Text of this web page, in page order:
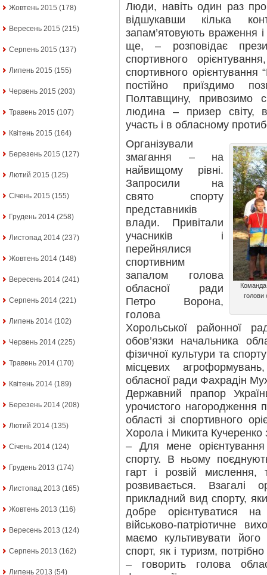
Жовтень 2015 (178)
Вересень 2015 (215)
Серпень 2015 (137)
Липень 2015 (155)
Червень 2015 (203)
Травень 2015 (107)
Квітень 2015 (164)
Березень 2015 (127)
Лютий 2015 (125)
Січень 2015 (155)
Грудень 2014 (258)
Листопад 2014 (237)
Жовтень 2014 (148)
Вересень 2014 (241)
Серпень 2014 (221)
Липень 2014 (102)
Червень 2014 (225)
Травень 2014 (170)
Квітень 2014 (189)
Березень 2014 (208)
Лютий 2014 (135)
Січень 2014 (124)
Грудень 2013 (174)
Листопад 2013 (165)
Жовтень 2013 (116)
Вересень 2013 (124)
Серпень 2013 (162)
Липень 2013 (54)
Люди, навіть один раз
відшукавши кілька
запам’ятовують враження
ще, – розповідає
спортивного
спортивного
постійно приїздимо
Полтавщину, привозимо
людина – призер світу,
участь і в обласному
Команда
голови
Організували
змагання – на
найвищому рівні.
Запросили на
свято спорту
представників
влади. Привітали
учасників і
перейнялися
спортивним
запалом голова
обласної ради
Петро Ворона,
голова
Хорольської районної
обов’язки начальника
фізичної культури та
місцевих
обласної ради Фахрадін
Державний прапор
урочистого нагородження
області зі спортивного
Хорола і Микита Кучеренко
– Для мене орієнтування
спорту. В ньому
гарт і розвій мислення,
розвивається. Взагалі
прикладний вид спорту,
добре орієнтуватися
військово-патріотичне
маємо культивувати
спорт, як і туризм,
– говорить голова